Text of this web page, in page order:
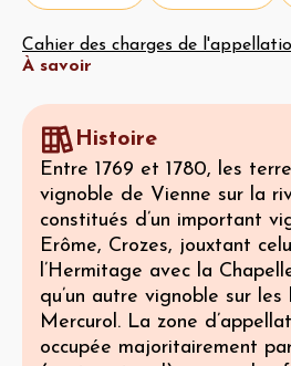
Cahier des charges de
À savoir
Histoire
Entre 1769 et 1780, les
vignoble de Vienne sur la
constitués d’un important
Erôme, Crozes, jouxtant
l’Hermitage avec la
qu’un autre vignoble sur les
Mercurol. La zone
occupée majoritairement